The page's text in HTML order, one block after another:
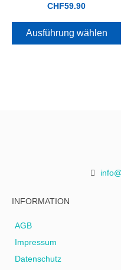
CHF59.90
Ausführung wählen
INFORMATION
AGB
Impressum
Datenschutz